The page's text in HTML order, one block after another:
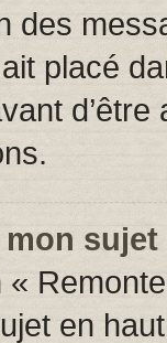
des
placé
sujet
«
en